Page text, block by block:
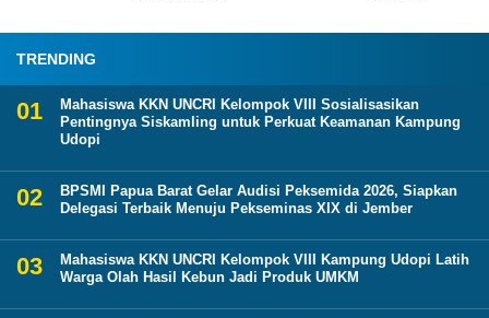
TRENDING
Mahasiswa KKN UNCRI Kelompok VIII Sosialisasikan
Pentingnya Siskamling untuk Perkuat Keamanan Kampung
Udopi
BPSMI Papua Barat Gelar Audisi Peksemida 2026, Siapkan
Delegasi Terbaik Menuju Pekseminas XIX di Jember
Mahasiswa KKN UNCRI Kelompok VIII Kampung Udopi Latih
Warga Olah Hasil Kebun Jadi Produk UMKM